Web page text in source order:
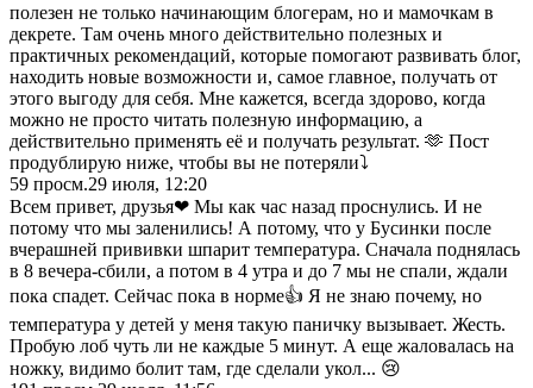
полезен не только начинающим блогерам, но и мамочкам в
декрете. Там очень много действительно полезных и
практичных рекомендаций, которые помогают развивать блог,
находить новые возможности и, самое главное, получать от
этого выгоду для себя. Мне кажется, всегда здорово, когда
можно не просто читать полезную информацию, а
действительно применять её и получать результат. 🫶 Пост
продублирую ниже, чтобы вы не потеряли⤵️
59 просм.29 июля, 12:20
Всем привет, друзья❤ Мы как час назад проснулись. И не
потому что мы заленились! А потому, что у Бусинки после
вчерашней прививки шпарит температура. Сначала поднялась
в 8 вечера-сбили, а потом в 4 утра и до 7 мы не спали, ждали
пока спадет. Сейчас пока в норме👍 Я не знаю почему, но
температура у детей у меня такую паничку вызывает. Жесть.
Пробую лоб чуть ли не каждые 5 минут. А еще жаловалась на
ножку, видимо болит там, где сделали укол... 😢